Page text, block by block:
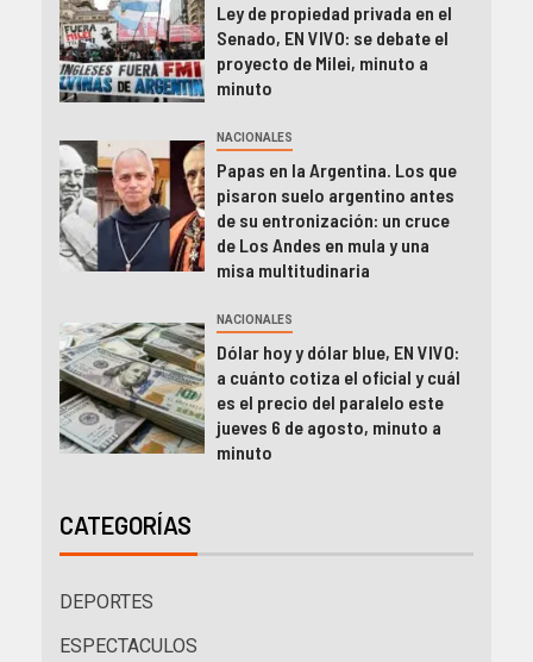
Ley de propiedad privada en el
Senado, EN VIVO: se debate el
proyecto de Milei, minuto a
minuto
NACIONALES
Papas en la Argentina. Los que
pisaron suelo argentino antes
de su entronización: un cruce
de Los Andes en mula y una
misa multitudinaria
NACIONALES
Dólar hoy y dólar blue, EN VIVO:
a cuánto cotiza el oficial y cuál
es el precio del paralelo este
jueves 6 de agosto, minuto a
minuto
CATEGORÍAS
DEPORTES
ESPECTACULOS